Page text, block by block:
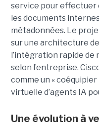
service pour effectuer
les documents
métadonnées. Le
sur une architecture
l’intégration rapide de
selon l’entreprise.
comme un «
virtuelle d’agents IA
Une évolution à